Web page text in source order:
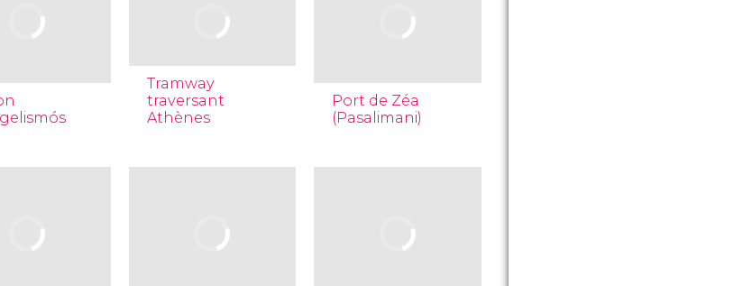
Tramway
traversant
Athènes
Port de Zéa
(Pasalimani)